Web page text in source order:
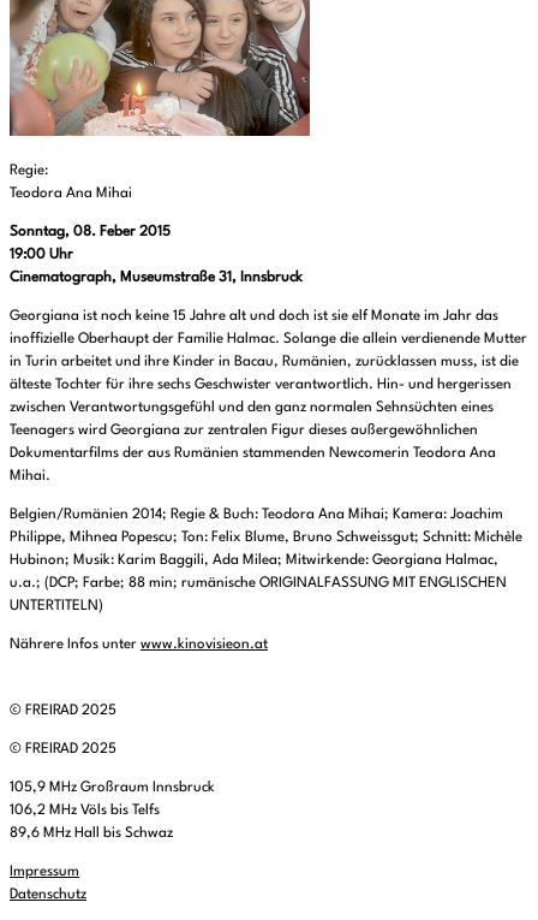
Regie:
Teodora Ana Mihai
Sonntag, 08. Feber 2015
19:00 Uhr
Cinematograph, Museumstraße 31, Innsbruck
Georgiana ist noch keine 15 Jahre alt und doch ist sie elf Monate im Jahr das
inoffizielle Oberhaupt der Familie Halmac. Solange die allein verdienende Mutter
in Turin arbeitet und ihre Kinder in Bacau, Rumänien, zurücklassen muss, ist die
älteste Tochter für ihre sechs Geschwister verantwortlich. Hin- und hergerissen
zwischen Verantwortungsgefühl und den ganz normalen Sehnsüchten eines
Teenagers wird Georgiana zur zentralen Figur dieses außergewöhnlichen
Dokumentarfilms der aus Rumänien stammenden Newcomerin Teodora Ana
Mihai.
Belgien/Rumänien 2014; Regie & Buch: Teodora Ana Mihai; Kamera: Joachim
Philippe, Mihnea Popescu; Ton: Felix Blume, Bruno Schweissgut; Schnitt: Michèle
Hubinon; Musik: Karim Baggili, Ada Milea; Mitwirkende: Georgiana Halmac,
u.a.; (DCP; Farbe; 88 min; rumänische ORIGINALFASSUNG MIT ENGLISCHEN
UNTERTITELN)
Nährere Infos unter www.kinovisieon.at
© FREIRAD 2025
© FREIRAD 2025
105,9 MHz Großraum Innsbruck
106,2 MHz Völs bis Telfs
89,6 MHz Hall bis Schwaz
Impressum
Datenschutz